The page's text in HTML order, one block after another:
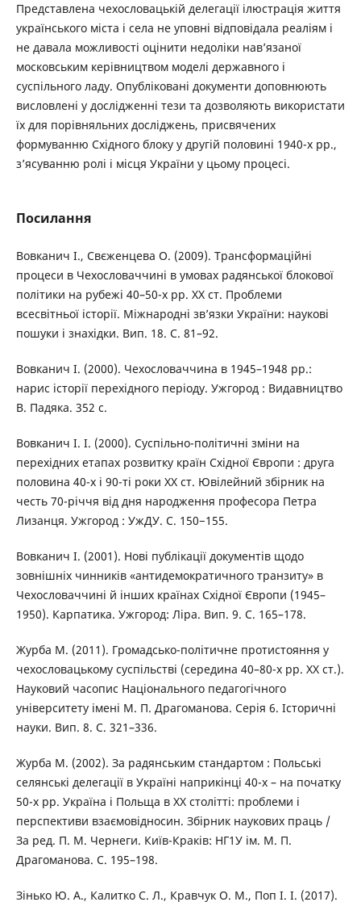
Представлена чехословацькій делегації ілюстрація життя
українського міста і села не уповні відповідала реаліям і
не давала можливості оцінити недоліки нав’язаної
московським керівництвом моделі державного і
суспільного ладу. Опубліковані документи доповнюють
висловлені у дослідженні тези та дозволяють використати
їх для порівняльних досліджень, присвячених
формуванню Східного блоку у другій половині 1940-х рр.,
з’ясуванню ролі і місця України у цьому процесі.
Посилання
Вовканич І., Свєженцева О. (2009). Трансформаційні
процеси в Чехословаччині в умовах радянської блокової
політики на рубежі 40–50-х рр. ХХ ст. Проблеми
всесвітньої історії. Міжнародні зв’язки України: наукові
пошуки і знахідки. Вип. 18. С. 81–92.
Вовканич І. (2000). Чехословаччина в 1945–1948 рр.:
нарис історії перехідного періоду. Ужгород : Видавництво
В. Падяка. 352 с.
Вовканич І. І. (2000). Суспільно-політичні зміни на
перехідних етапах розвитку країн Східної Європи : друга
половина 40-х і 90-ті роки ХХ ст. Ювілейний збірник на
честь 70-річчя від дня народження професора Петра
Лизанця. Ужгород : УжДУ. С. 150−155.
Вовканич І. (2001). Нові публікації документів щодо
зовнішніх чинників «антидемократичного транзиту» в
Чехословаччині й інших країнах Східної Європи (1945–
1950). Карпатика. Ужгород: Ліра. Вип. 9. С. 165–178.
Журба М. (2011). Громадсько-політичне протистояння у
чехословацькому суспільстві (середина 40–80-х рр. XX ст.).
Науковий часопис Національного педагогічного
університету імені М. П. Драгоманова. Серія 6. Історичні
науки. Вип. 8. С. 321–336.
Журба М. (2002). За радянським стандартом : Польські
селянські делегації в Україні наприкінці 40-х – на початку
50-х рр. Україна і Польща в XX столітті: проблеми і
перспективи взаємовідносин. Збірник наукових праць /
За ред. П. М. Чернеги. Київ-Краків: НГ1У ім. М. П.
Драгоманова. С. 195–198.
Зінько Ю. А., Калитко С. Л., Кравчук О. М., Поп І. І. (2017).